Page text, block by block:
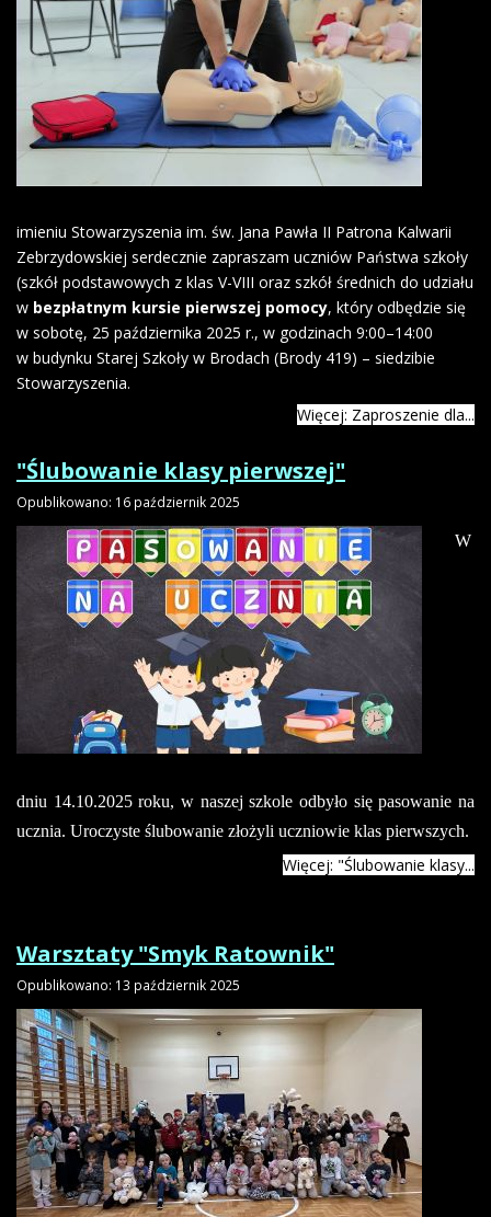
imieniu Stowarzyszenia im. św. Jana Pawła II Patrona Kalwarii
Zebrzydowskiej serdecznie zapraszam uczniów Państwa szkoły
(szkół podstawowych z klas V-VIII oraz szkół średnich do udziału
w bezpłatnym kursie pierwszej pomocy, który odbędzie się
w sobotę, 25 października 2025 r., w godzinach 9:00–14:00
w budynku Starej Szkoły w Brodach (Brody 419) – siedzibie
Stowarzyszenia.
Więcej: Zaproszenie dla...
"Ślubowanie klasy pierwszej"
Opublikowano: 16 październik 2025
W
dniu 14.10.2025 roku, w naszej szkole odbyło się pasowanie na
ucznia. Uroczyste ślubowanie złożyli uczniowie klas pierwszych.
Więcej: "Ślubowanie klasy...
Warsztaty "Smyk Ratownik"
Opublikowano: 13 październik 2025